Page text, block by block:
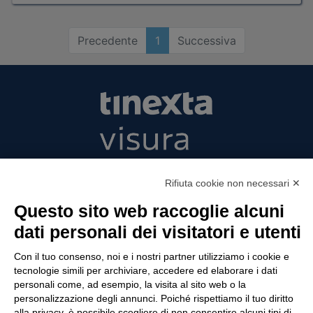
Precedente 1 Successiva
Piazzale Flaminio 1/b, 00196 Roma, Italia
Società con Socio Unico
Società soggetta alla direzione e coordinamento
di Tinexta SpA
P.IVA 05338771008 REA n. 877679
UTILITÀ
Rifiuta cookie non necessari ✕
Questo sito web raccoglie alcuni
dati personali dei visitatori e utenti
Con il tuo consenso, noi e i nostri partner utilizziamo i cookie e
tecnologie simili per archiviare, accedere ed elaborare i dati
personali come, ad esempio, la visita al sito web o la
personalizzazione degli annunci. Poiché rispettiamo il tuo diritto